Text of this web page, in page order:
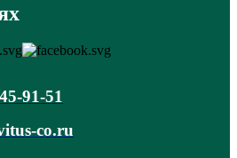
91-51
co.ru